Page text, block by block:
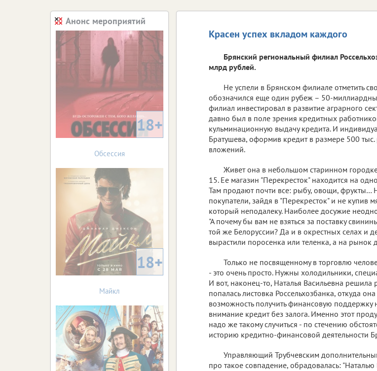
Красен успех вкладом каждого
Брянский региональный филиал
млрд рублей.
Не успели в Брянском филиале отметить
обозначился еще один рубеж – 50-
филиал инвестировал в развитие аграрного
давно был в поле зрения кредитных
кульминационную выдачу кредита. И
Братушева, оформив кредит в размере 500 тыс.
вложений.
Живет она в небольшом старинном
15. Ее магазин "Перекресток" находится на
Там продают почти все: рыбу, овощи, фрукты…
покупатели, зайдя в "Перекресток" и не купив
который неподалеку. Наиболее досужие
"А почему бы вам не взяться за поставку
той же Белоруссии? Да и в окрестных селах и
вырастили поросенка или теленка, а на рынок
Только не посвященному в торговлю
- это очень просто. Нужны холодильники,
И вот, наконец-то, Наталья Васильевна решила
попалась листовка Россельхозбанка, откуда
возможность получить финансовую поддержку
внимание кредит без залога. Именно этот
надо же такому случиться - по стечению
историю кредитно-финансовой деятельности
Управляющий Трубчевским
про такое совпадение, обрадовалась:
Анонс мероприятий
18+
Обсессия
18+
Майкл